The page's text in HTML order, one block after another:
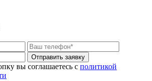
Отправить заявку
вы соглашаетесь c политикой